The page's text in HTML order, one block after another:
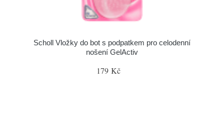
Scholl Vložky do bot s podpatkem pro celodenní
nošení GelActiv
179 Kč